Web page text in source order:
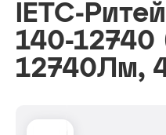
IETC-
140-12740
12740Лм,